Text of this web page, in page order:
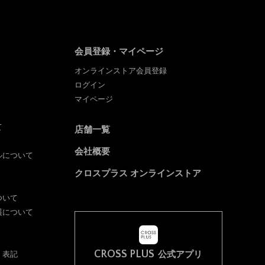
について
いて
について
表記
会員登録・マイページ
オンラインストア会員登録
ログイン
マイページ
店舗一覧
会社概要
クロスプラス オンラインストア
CROSS PLUS 公式アプリ